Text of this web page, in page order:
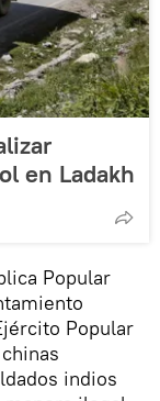
en Ladakh
Popular
Popular
indios